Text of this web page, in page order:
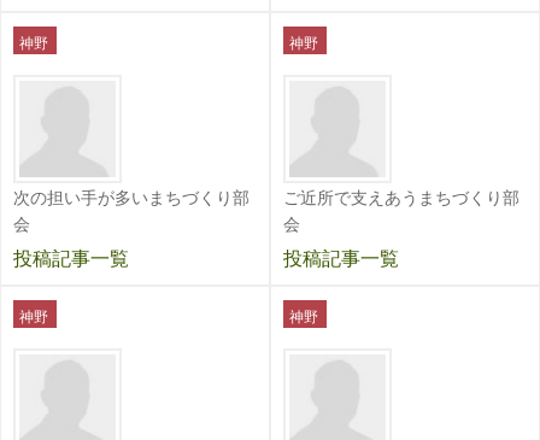
神野
次の担い手が多いまちづくり部
会
投稿記事一覧
神野
ご近所で支えあうまちづくり部
会
投稿記事一覧
神野 神野